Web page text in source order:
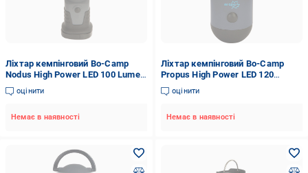
Ліхтар кемпінговий Bo-Camp
Nodus High Power LED 100 Lumen
Black/Anthracite (5818890)
оцінити
Немає в наявності
Ліхтар кемпінговий Bo-Camp
Propus High Power LED 120
Lumen Grey (5818870)
оцінити
Немає в наявності